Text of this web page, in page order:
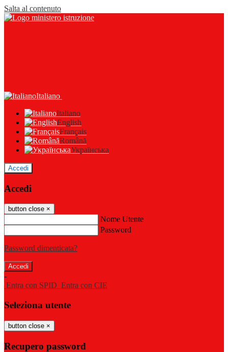
Salta al contenuto
Italiano
Italiano
English
Français
Română
Українська
Accedi
Accedi
button close ×
Nome Utente
Password
Password dimenticata?
-
Entra con SPID Entra con CIE
Seleziona utente
button close ×
Recupero password